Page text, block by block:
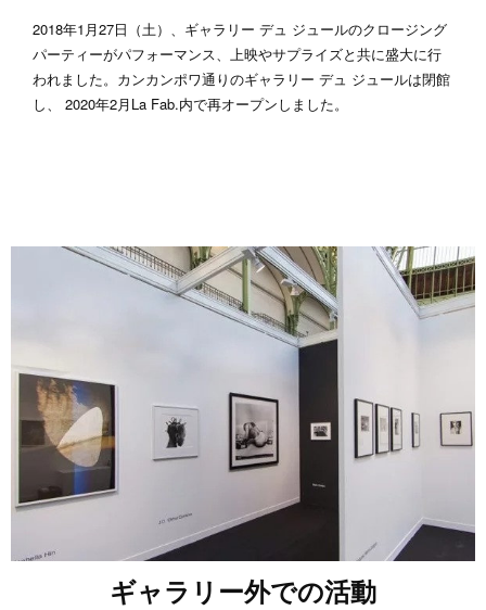
2018年1月27日（土）、ギャラリー デュ ジュールのクロージング
パーティーがパフォーマンス、上映やサプライズと共に盛大に行
われました。カンカンポワ通りのギャラリー デュ ジュールは閉館
し、 2020年2月La Fab.内で再オープンしました。
ギャラリー外での活動